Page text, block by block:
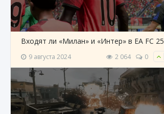
Входят ли «Милан» и «Интер» в EA FC 25
9 августа 2024 2 064 0